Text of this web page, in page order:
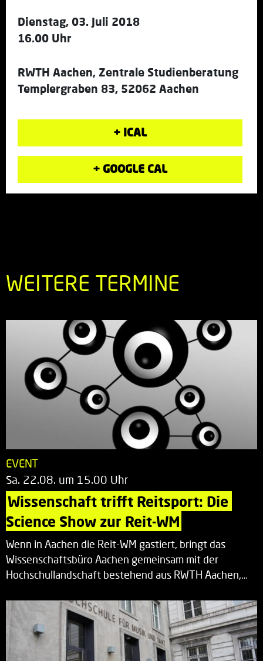
Dienstag, 03. Juli 2018
16.00 Uhr
RWTH Aachen, Zentrale Studienberatung
Templergraben 83, 52062 Aachen
+ ICAL
+ GOOGLE CAL
WEITERE TERMINE
EVENT
Sa. 22.08. um 15.00 Uhr
Wissenschaft trifft Reitsport: Die
Science Show zur Reit-WM
Wenn in Aachen die Reit-WM gastiert, bringt das
Wissenschaftsbüro Aachen gemeinsam mit der
Hochschullandschaft bestehend aus RWTH Aachen,…